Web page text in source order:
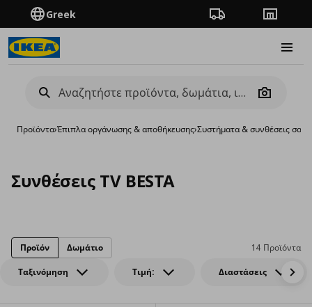
Greek Πορεία παραγγελίας
Camera
Προϊόντα›Έπιπλα οργάνωσης & αποθήκευσης›Συστήματα & συνθέσεις
Συνθέσεις TV BESTA
Ταξινόμηση Τιμή: Διαστάσεις
14 Προϊόντα
Προϊόν Δωμάτιο